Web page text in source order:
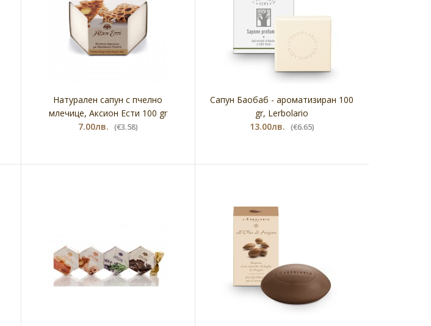
Натурален сапун с пчелно
млечице, Аксион Ести 100 gr
7.00лв. (€3.58)
Сапун Баобаб - ароматизиран 100
gr, Lerbolario
13.00лв. (€6.65)